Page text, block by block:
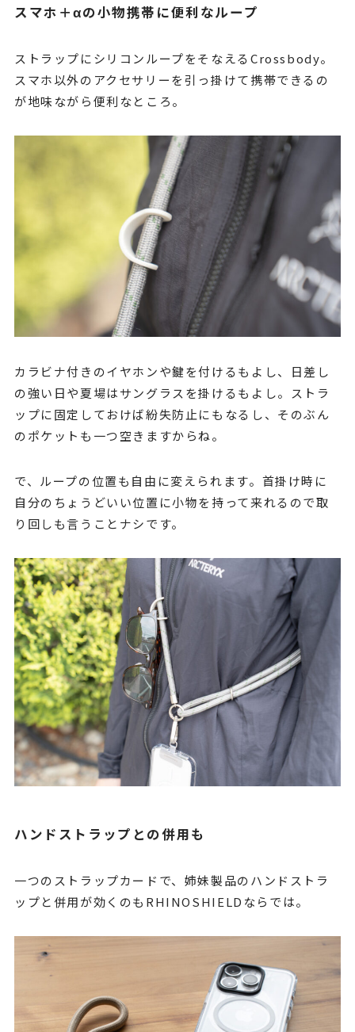
スマホ＋αの小物携帯に便利なループ
ストラップにシリコンループをそなえるCrossbody。
スマホ以外のアクセサリーを引っ掛けて携帯できるの
が地味ながら便利なところ。
カラビナ付きのイヤホンや鍵を付けるもよし、日差し
の強い日や夏場はサングラスを掛けるもよし。ストラ
ップに固定しておけば紛失防止にもなるし、そのぶん
のポケットも一つ空きますからね。
で、ループの位置も自由に変えられます。首掛け時に
自分のちょうどいい位置に小物を持って来れるので取
り回しも言うことナシです。
ハンドストラップとの併用も
一つのストラップカードで、姉妹製品のハンドストラ
ップと併用が効くのもRHINOSHIELDならでは。